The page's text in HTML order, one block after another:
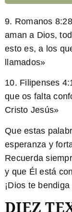
9. Romanos
aman a Dios,
esto es, a los
llamados»
10. Filipenses
que os falta
Cristo Jesús»
Que estas
esperanza y
Recuerda
y que Él está
¡Dios te
DIEZ